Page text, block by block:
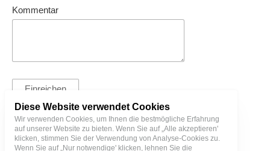
Kommentar
T. + 3725128000 | bl@birgitlinnamae.com
Diese Website verwendet Cookies
Wir verwenden Cookies, um Ihnen die bestmögliche Erfahrung
auf unserer Website zu bieten. Wenn Sie auf „Alle akzeptieren'
klicken, stimmen Sie der Verwendung von Analyse-Cookies zu.
Wenn Sie auf „Nur notwendige' klicken, lehnen Sie die